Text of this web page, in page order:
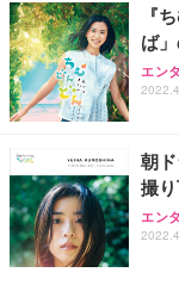
『
ば
エン
朝
撮
エン